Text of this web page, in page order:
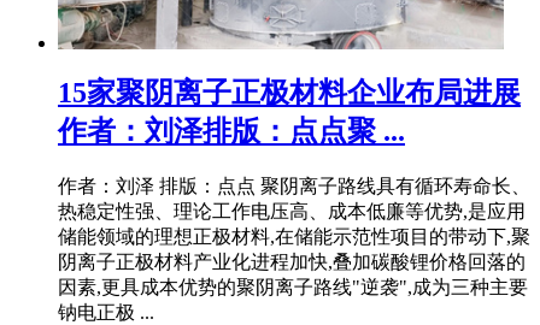
15家聚阴离子正极材料企业布局进展
作者：刘泽排版：点点聚 ...
作者：刘泽 排版：点点 聚阴离子路线具有循环寿命长、
热稳定性强、理论工作电压高、成本低廉等优势,是应用
储能领域的理想正极材料,在储能示范性项目的带动下,聚
阴离子正极材料产业化进程加快,叠加碳酸锂价格回落的
因素,更具成本优势的聚阴离子路线"逆袭",成为三种主要
钠电正极 ...